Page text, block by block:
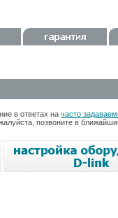
в ответах на часто
позвоните в